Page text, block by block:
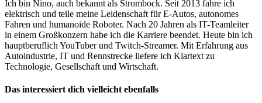
Ich bin Nino, auch bekannt als Strombock. Seit 2013 fahre ich
elektrisch und teile meine Leidenschaft für E-Autos, autonomes
Fahren und humanoide Roboter. Nach 20 Jahren als IT-Teamleiter
in einem Großkonzern habe ich die Karriere beendet. Heute bin ich
hauptberuflich YouTuber und Twitch-Streamer. Mit Erfahrung aus
Autoindustrie, IT und Rennstrecke liefere ich Klartext zu
Technologie, Gesellschaft und Wirtschaft.
Das interessiert dich vielleicht ebenfalls